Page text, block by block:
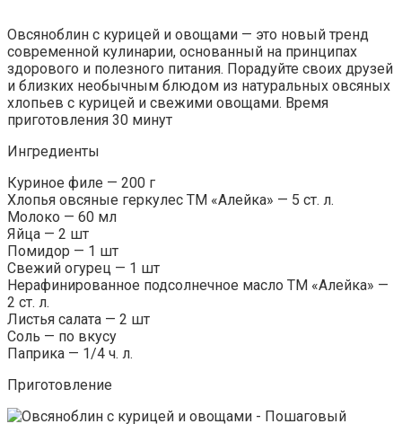
Овсяноблин с курицей и овощами — это новый тренд
современной кулинарии, основанный на принципах
здорового и полезного питания. Порадуйте своих друзей
и близких необычным блюдом из натуральных овсяных
хлопьев с курицей и свежими овощами. Время
приготовления 30 минут
Ингредиенты
Куриное филе — 200 г
Хлопья овсяные геркулес ТМ «Алейка» — 5 ст. л.
Молоко — 60 мл
Яйца — 2 шт
Помидор — 1 шт
Свежий огурец — 1 шт
Нерафинированное подсолнечное масло ТМ «Алейка» —
2 ст. л.
Листья салата — 2 шт
Соль — по вкусу
Паприка — 1/4 ч. л.
Приготовление